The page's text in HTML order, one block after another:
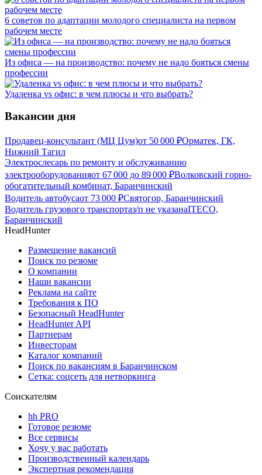
6 советов по адаптации молодого специалиста на первом
рабочем месте
Из офиса — на производство: почему не надо бояться смены
профессии
Удаленка vs офис: в чем плюсы и что выбрать?
Вакансии дня
Продавец-консультант (МЦ Цум)от 50 000 ₽Орматек, ГК,
Нижний Тагил
Электрослесарь по ремонту и обслуживанию
электрооборудованияот 67 000 до 89 000 ₽Волковский горно-
обогатительный комбинат, Баранчинский
Водитель автобусаот 73 000 ₽Святогор, Баранчинский
Водитель грузового транспортаз/п не указанаITECO,
Баранчинский
HeadHunter
Размещение вакансий
Поиск по резюме
О компании
Наши вакансии
Реклама на сайте
Требования к ПО
Безопасный HeadHunter
HeadHunter API
Партнерам
Инвесторам
Каталог компаний
Поиск по вакансиям в Баранчинском
Сетка: соцсеть для нетворкинга
Соискателям
hh PRO
Готовое резюме
Все сервисы
Хочу у вас работать
Производственный календарь
Экспертная рекомендация